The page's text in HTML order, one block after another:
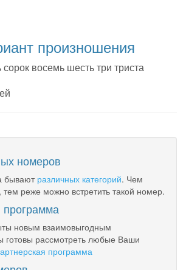
произношения
сорок восемь шесть три триста
номеров
бывают различных категорий. Чем
тем реже можно встретить такой номер.
программа
новым взаимовыгодным
рассмотреть любые Ваши
программа